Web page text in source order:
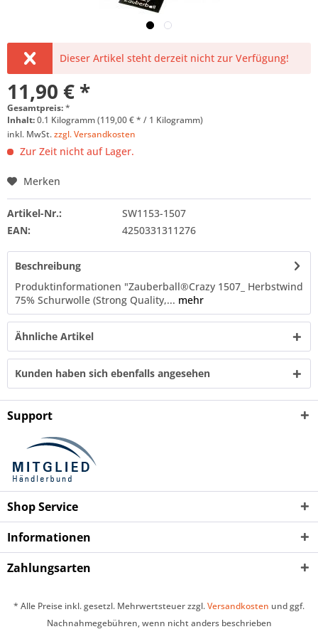
Dieser Artikel steht derzeit nicht zur Verfügung!
11,90 € *
Gesamtpreis:*
Inhalt:0.1 Kilogramm (119,00 € * / 1 Kilogramm)
inkl. MwSt.zzgl. Versandkosten
Zur Zeit nicht auf Lager.
Merken
Artikel-Nr.:
SW1153-1507
EAN:
4250331311276
Beschreibung
Produktinformationen "Zauberball®Crazy 1507_ Herbstwind
75% Schurwolle (Strong Quality,... mehr
Ähnliche Artikel
Kunden haben sich ebenfalls angesehen
Support
Shop Service
Informationen
Zahlungsarten
* Alle Preise inkl. gesetzl. Mehrwertsteuer zzgl.Versandkosten und ggf.
Nachnahmegebühren, wenn nicht anders beschrieben